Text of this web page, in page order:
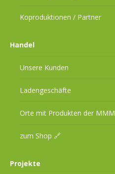
Koproduktionen / Partner
Handel
Unsere Kunden
Ladengeschäfte
Orte mit Produkten der MMM
zum Shop 🔗
Projekte